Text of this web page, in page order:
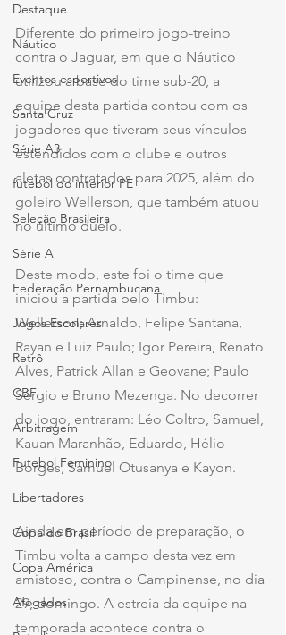
Destaque
Náutico
Eventos esportivos
Santa Cruz
Série A3
futebol do interior PE
Seleção Brasileira
Série A
Federação Pernambucana
Jogos Escolares
Retrô
CBF
Arbitragem
Futebol Feminino
Libertadores
Copa do Brasil
Copa América
Afogados
Diferente do primeiro jogo-treino
contra o Jaguar, em que o Náutico
utilizou a base do time sub-20, a
equipe desta partida contou com os
jogadores que tiveram seus vínculos
estendidos com o clube e outros
aletas contratados para 2025, além do
goleiro Wellerson, que também atuou
no último duelo.
Deste modo, este foi o time que
iniciou a partida pelo Timbu:
Wellerson; Arnaldo, Felipe Santana,
Rayan e Luiz Paulo; Igor Pereira, Renato
Alves, Patrick Allan e Geovane; Paulo
Sérgio e Bruno Mezenga. No decorrer
do jogo, entraram: Léo Coltro, Samuel,
Kauan Maranhão, Eduardo, Hélio
Borges, Samuel Otusanya e Kayon.
Ainda em período de preparação, o
Timbu volta a campo desta vez em
amistoso, contra o Campinense, no dia
29, domingo. A estreia da equipe na
temporada acontece contra o